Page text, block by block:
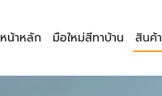
หน้าหลัก มือใหม่สีทาบ้าน สินค้า